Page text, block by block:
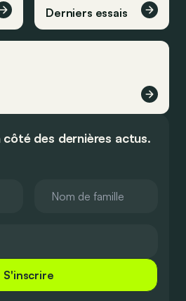
Derniers essais
côté des dernières actus.
S'inscrire